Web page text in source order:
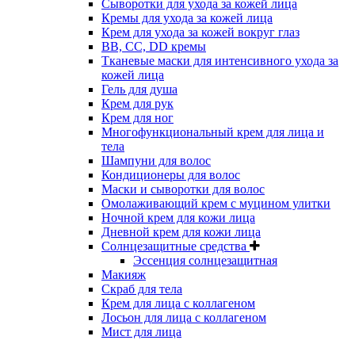
Сыворотки для ухода за кожей лица
Кремы для ухода за кожей лица
Крем для ухода за кожей вокруг глаз
BB, CC, DD кремы
Тканевые маски для интенсивного ухода за
кожей лица
Гель для душа
Крем для рук
Крем для ног
Многофункциональный крем для лица и
тела
Шампуни для волос
Кондиционеры для волос
Маски и сыворотки для волос
Омолаживающий крем с муцином улитки
Ночной крем для кожи лица
Дневной крем для кожи лица
Солнцезащитные средства
Эссенция солнцезащитная
Макияж
Скраб для тела
Крем для лица с коллагеном
Лосьон для лица с коллагеном
Мист для лица